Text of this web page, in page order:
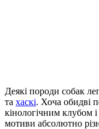
Деякі породи собак
та хаскі. Хоча обидві
кінологічним клубом і
мотиви абсолютно